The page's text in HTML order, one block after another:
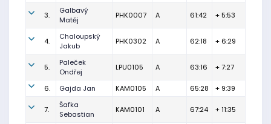
3.
Galbavý
Matěj
PHK0007 A 61:42 + 5:53
4.
Chaloupský
Jakub
PHK0302 A 62:18 + 6:29
5.
Paleček
Ondřej
LPU0105 A 63:16 + 7:27
6. Gajda Jan KAM0105 A 65:28 + 9:39
7.
Šafka
Sebastian
KAM0101 A 67:24 + 11:35